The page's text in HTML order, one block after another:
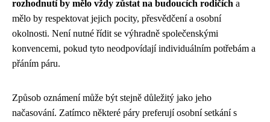
rozhodnutí by mělo vždy zůstat na budoucích rodičích a
mělo by respektovat jejich pocity, přesvědčení a osobní
okolnosti. Není nutné řídit se výhradně společenskými
konvencemi, pokud tyto neodpovídají individuálním potřebám a
přáním páru.
Způsob oznámení může být stejně důležitý jako jeho
načasování. Zatímco některé páry preferují osobní setkání s